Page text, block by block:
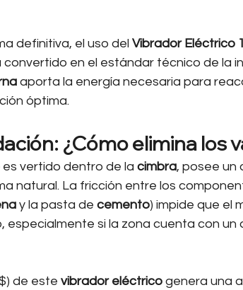
definitiva, el uso del Vibrador Eléctrico
convertido en el estándar técnico de la
aporta la energía necesaria para
óptima.
¿Cómo elimina los
es vertido dentro de la cimbra, posee un
natural. La fricción entre los
y la pasta de cemento) impide que el
especialmente si la zona cuenta con un
de este vibrador eléctrico genera una